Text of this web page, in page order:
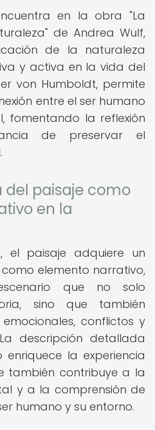
en la obra "La
de Andrea Wulf,
de la naturaleza
y activa en la vida del
von Humboldt, permite
entre el ser humano
fomentando la reflexión
de preservar el
del paisaje como
en la
el paisaje adquiere un
elemento narrativo,
que no solo
sino que también
conflictos y
descripción detallada
la experiencia
también contribuye a la
y a la comprensión de
humano y su entorno.